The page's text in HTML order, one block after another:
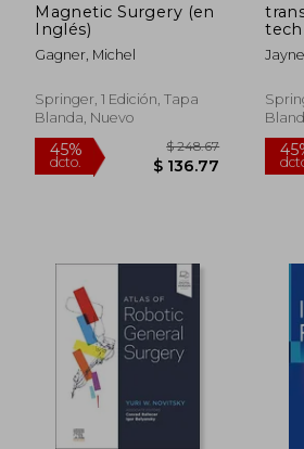
dcto. $ 92.03
Magnetic Surgery (en
Inglés)
Gagner, Michel
Springer, 1 Edición, Tapa
Blanda, Nuevo
(en